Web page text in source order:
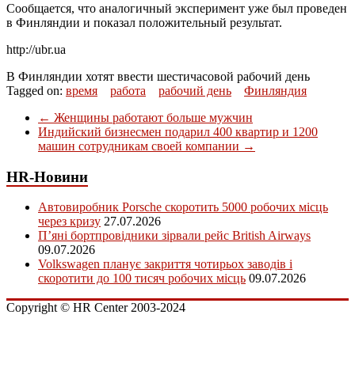
Сообщается, что аналогичный эксперимент уже был проведен
в Финляндии и показал положительный результат.
http://ubr.ua
В Финляндии хотят ввести шестичасовой рабочий день
Tagged on: время работа рабочий день
Финляндия
← Женщины работают больше мужчин
Индийский бизнесмен подарил 400 квартир и 1200
машин сотрудникам своей компании →
HR-Новини
Автовиробник Porsche скоротить 5000 робочих місць
через кризу 27.07.2026
П’яні бортпровідники зірвали рейс British Airways
09.07.2026
Volkswagen планує закриття чотирьох заводів і
скоротити до 100 тисяч робочих місць 09.07.2026
Copyright © HR Center 2003-2024